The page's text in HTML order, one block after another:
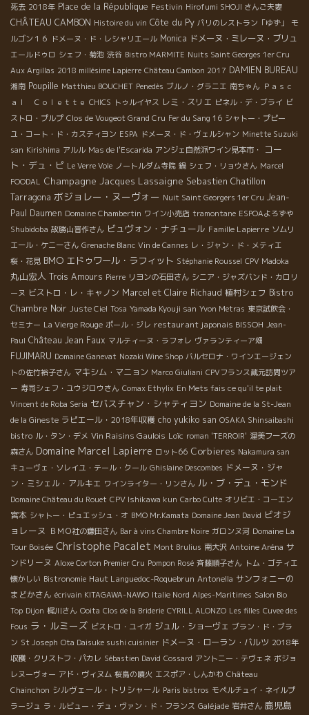
死去 2018年 Place de la République Festivin Hirofumi SHOJI さんご夫妻
CHÂTEAU CAMBON Histoire du vin Côte du Py パリのレストラン「ゆず」
モ
ルゴン１６ ドメーヌ・ド・レシャリエール Monica ドメーヌ・ミレーヌ・ブリュ
エールドゥロ シェフ・菊池 渋谷 Bistro MARMITE Nuits Saint Georges 1er Cru
Aux Argillas 2018 millésime Lapierre Château Cambon 2017 DAMIEN BUREAU
湘南 Poupille Matthieu BOUCHET Penedès ブルノ・グラニエ 南ちゃん Ｐａｓｃ
ａｌ Ｃｏｌｅｔｔｅ CHICS トゥルイヤス レミ・スリエ ピネル・デ・ブライ ビ
ストロ・プルプ Clos de Vougeot Grand Cru Fer du Sang 16 シャトー・プピー
ユ・コート・ド・カスティヨン ESPA ドメーヌ・ド・ヴェルシャン Minette Suzuki
san Kirishima アルル Mas de l'Escarida アンジェ自然派ワイン見本市・
コー
ト・デュ・ピ Le Verre Vole ノートルダム寺院 鍋 シェフ・リョウさん Marcel
FOODAL Champagne Jacques Lassaigne Sebastien Chatillon
Tarragona ボジョレー・ヌーヴォー Nuit Saint Georgers 1er Cru Jean-
Paul Daumen Domaine Chambertin ワイン小売店 tramontane ESPOAよろずや
Shubidoba 故勝山晋作さん ビュヴォン・ナチュール Famille Lapierre ソムリ
エール・ケニーさん Grenache Blanc Vin de Cannes レ・ジャン・ド・メティエ
桜・花見 BMO エドゥワール・ラフィット Stéphanie Roussel CPV Madoka
丸山宏人 Trois Amours Pierre リヨンの石田さん シニア・ジャズバンド・カロリ
ーヌ ビストロ・レ・キャノン Marcel et Claire Richaud 植村シェフ Bistro
Chambre Noir Juste Ciel Tosa Yamada Kyouji san Yvon Metras 東京試飲会・
セミナー La Vierge Rouge ポール・ジレ restaurant japonais BISSOH Jean-
Paul Château Jean Faux マルティーヌ・ラフォレ ヴァランティーア畑
FUJIMARU Domaine Ganevat Nozaki Wine Shop バルセロナ・ワインエージェン
トの佐竹裕子さん マキシム・マニョン Marco Giuliani CPVフランス蔵元訪問ツア
ー 寿司シェフ・ユウジロウさん Comax Ethylix En Mets fais ce qu'il te plait
Vincent de Roba Seria セバスチャン・シャティヨン Domaine de la St-Jean
de la Gineste ラピエール・2018年収穫 cho yukiko san OSAKA Shinsaibashi
bistro ル・タン・デメ Vin Raisins Gaulois Loïc roman 'TERROIR' 渥美フーズの
森さん Domaine Marcel Lapierre ロット66 Corbieres Nakamura san
キューヴェ・ソレイユ・テール・クール Ghislaine Descombes ドメーヌ・ジャ
ン・ミシェル・アルキエ ワインライター・リンさん ル・ブ・デュ・モンド
Domaine Château du Rouet CPV Ishikawa kun Carbo Culte オリビエ・コーエン
宮本 シャトー・ピュエッシュ・オ BMO Mr.Kamata Domaine Jean David ビオジ
ョレーヌ ＢＭＯ社の鎌田さん Bar à vins Chambre Noire ガロンヌ河 Domaine La
Tour Boisée Christophe Pacalet Mont Brulius 南大沢 Antoine Aréna サ
ンドリーヌ Aloxe Corton Premier Cru Pompon Rosé 斉藤順子さん トム・ゴティエ
懐かしい Bistronomie Haut Languedoc-Roquebrun Antonella サンフォニーの
まどかさん écrivain KITAGAWA-NAWO Italie Nord Alpes-Maritimes Salon Bio
Top Dijon 梶川さん Ooita Clos de la Briderie CYRILL ALONZO Les filles Cuvee des
Fous ラ・ルミーズ ビストロ・ユイガ ジュル・ショーヴェ ブラン・ド・ブラ
ン St Joseph Ota Daisuke sushi cuisinier ドメーヌ・ローラン・バルツ 2018年
収穫・クリストフ・パカレ Sébastien David Cossard アントニー・テヴェネ ボジョ
レヌーヴォー アド・ヴィヌム 桜島の噴火 エスポア・しんかわ Château
Chainchon シルヴェール・トリシャール Paris bistros モペルチュイ・ネイルプ
ラージュ ラ・ルビュー・デュ・ヴァン・ド・フランス Galéjade 岩井さん 鹿児島